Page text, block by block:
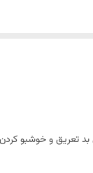
بد تعریق و خوشبو